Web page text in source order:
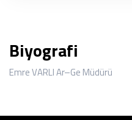
Biyografi
Emre VARLI Ar–Ge Müdürü